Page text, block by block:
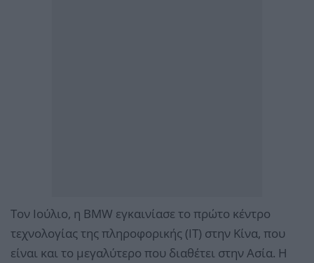
Τον Ιούλιο, η BMW εγκαινίασε το πρώτο κέντρο
τεχνολογίας της πληροφορικής (IT) στην Κίνα, που
είναι και το μεγαλύτερο που διαθέτει στην Ασία. Η